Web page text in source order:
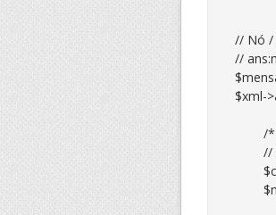
// Nó /
//
$xml-